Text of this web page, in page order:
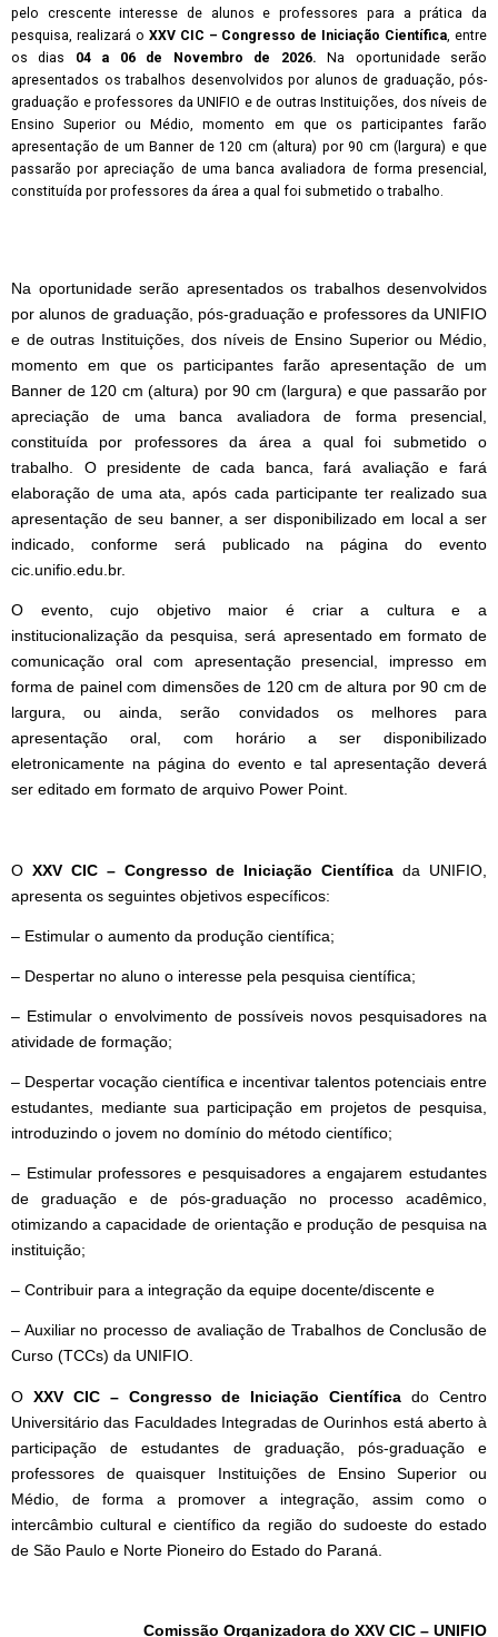
pelo crescente interesse de alunos e professores para a prática da
pesquisa, realizará o XXV CIC – Congresso de Iniciação Científica, entre
os dias
04 a 06 de Novembro de 2026. Na oportunidade serão
apresentados os trabalhos desenvolvidos por alunos de graduação, pós-
graduação e professores da UNIFIO e de outras Instituições, dos níveis de
Ensino Superior ou Médio, momento em que os participantes farão
apresentação de um Banner de 120 cm (altura) por 90 cm (largura) e que
passarão por apreciação de uma banca avaliadora de forma presencial,
constituída por professores da área a qual foi submetido o trabalho.
Na oportunidade serão apresentados os trabalhos desenvolvidos
por alunos de graduação, pós-graduação e professores da UNIFIO
e de outras Instituições, dos níveis de Ensino Superior ou Médio,
momento em que os participantes farão apresentação de um
Banner de 120 cm (altura) por 90 cm (largura) e que passarão por
apreciação de uma banca avaliadora de forma presencial,
constituída por professores da área a qual foi submetido o
trabalho. O presidente de cada banca, fará avaliação e fará
elaboração de uma ata, após cada participante ter realizado sua
apresentação de seu banner, a ser disponibilizado em local a ser
indicado, conforme será publicado na página do evento
cic.unifio.edu.br.
O evento, cujo objetivo maior é criar a cultura e a
institucionalização da pesquisa, será apresentado em formato de
comunicação oral com apresentação presencial, impresso em
forma de painel com dimensões de 120 cm de altura por 90 cm de
largura, ou ainda, serão convidados os melhores para
apresentação oral, com horário a ser disponibilizado
eletronicamente na página do evento e tal apresentação deverá
ser editado em formato de arquivo Power Point.
O XXV CIC – Congresso de Iniciação Científica da UNIFIO,
apresenta os seguintes objetivos específicos:
– Estimular o aumento da produção científica;
– Despertar no aluno o interesse pela pesquisa científica;
– Estimular o envolvimento de possíveis novos pesquisadores na
atividade de formação;
– Despertar vocação científica e incentivar talentos potenciais entre
estudantes, mediante sua participação em projetos de pesquisa,
introduzindo o jovem no domínio do método científico;
– Estimular professores e pesquisadores a engajarem estudantes
de graduação e de pós-graduação no processo acadêmico,
otimizando a capacidade de orientação e produção de pesquisa na
instituição;
– Contribuir para a integração da equipe docente/discente e
– Auxiliar no processo de avaliação de Trabalhos de Conclusão de
Curso (TCCs) da UNIFIO.
O XXV CIC – Congresso de Iniciação Científica do Centro
Universitário das Faculdades Integradas de Ourinhos está aberto à
participação de estudantes de graduação, pós-graduação e
professores de quaisquer Instituições de Ensino Superior ou
Médio, de forma a promover a integração, assim como o
intercâmbio cultural e científico da região do sudoeste do estado
de São Paulo e Norte Pioneiro do Estado do Paraná.
Comissão Organizadora do XXV CIC – UNIFIO